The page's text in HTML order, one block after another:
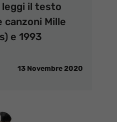
leggi il testo
canzoni Mille
e 1993
13 Novembre 2020